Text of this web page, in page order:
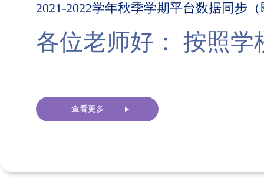
2021-2022学年秋季学期平台数据同步
各位老师
查看更多